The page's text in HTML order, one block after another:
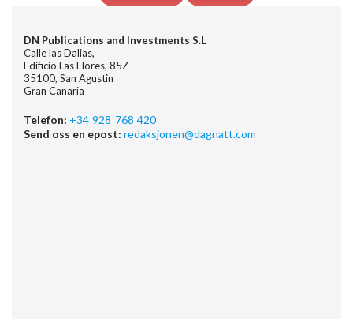
DN Publications and Investments S.L
Calle las Dalias,
Edificio Las Flores, 85Z
35100, San Agustin
Gran Canaria
Telefon: +34 928 768 420
Send oss en epost: redaksjonen@dagnatt.com